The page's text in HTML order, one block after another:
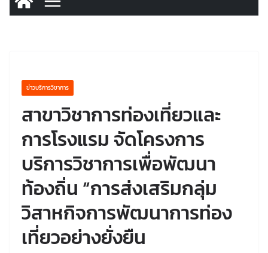
ข่าวบริการวิชาการ
สาขาวิชาการท่องเที่ยวและ
การโรงแรม จัดโครงการ
บริการวิชาการเพื่อพัฒนา
ท้องถิ่น “การส่งเสริมกลุ่ม
วิสาหกิจการพัฒนาการท่อง
เที่ยวอย่างยั่งยืน